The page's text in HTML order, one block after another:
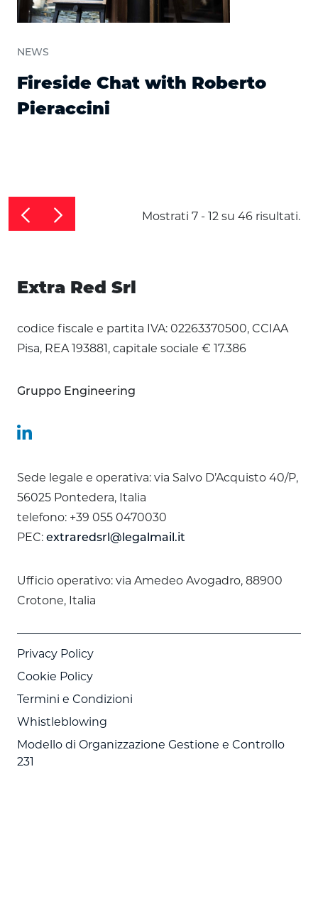
NEWS
Fireside Chat with Roberto
Pieraccini
Mostrati 7 - 12 su 46 risultati.
Extra Red Srl
codice fiscale e partita IVA: 02263370500, CCIAA
Pisa, REA 193881, capitale sociale € 17.386
Gruppo Engineering
Sede legale e operativa: via Salvo D’Acquisto 40/P,
56025 Pontedera, Italia
telefono: +39 055 0470030
PEC: extraredsrl@legalmail.it
Ufficio operativo: via Amedeo Avogadro, 88900
Crotone, Italia
Privacy Policy
Cookie Policy
Termini e Condizioni
Whistleblowing
Modello di Organizzazione Gestione e Controllo
231